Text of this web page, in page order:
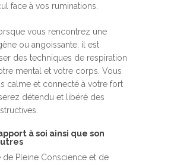
face à vos ruminations.
vous rencontrez une
ou angoissante, il est
des techniques de respiration
mental et votre corps. Vous
calme et connecté à votre fort
détendu et libéré des
à soi ainsi que son
de Pleine Conscience et de